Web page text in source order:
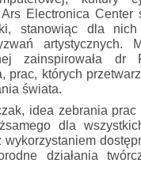
Electronica Center
stanowiąc dla
artystycznych.
zainspirowała dr
prac, których
świata.
idea zebrania
dla
działania